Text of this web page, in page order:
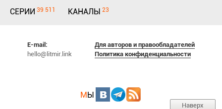
СЕРИИ 39 511 КАНАЛЫ 23
E-mail:
hello@litmir.link
Для авторов и правообладателей
Политика конфиденциальности
МЫ
Наверх